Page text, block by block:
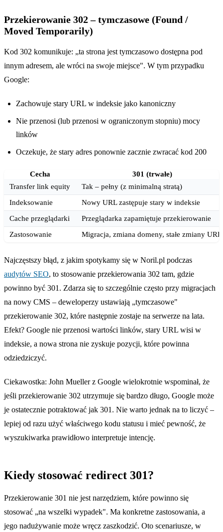
Przekierowanie 302 – tymczasowe (Found /
Moved Temporarily)
Kod 302 komunikuje: „ta strona jest tymczasowo dostępna pod
innym adresem, ale wróci na swoje miejsce". W tym przypadku
Google:
Zachowuje stary URL w indeksie jako kanoniczny
Nie przenosi (lub przenosi w ograniczonym stopniu) mocy
linków
Oczekuje, że stary adres ponownie zacznie zwracać kod 200
Cecha
301 (trwałe)
Transfer link equity
Tak – pełny (z minimalną stratą)
Indeksowanie
Nowy URL zastępuje stary w indeksie
Cache przeglądarki
Przeglądarka zapamiętuje przekierowanie
Zastosowanie
Migracja, zmiana domeny, stałe zmiany URL
Najczęstszy błąd, z jakim spotykamy się w Noril.pl podczas
audytów SEO, to stosowanie przekierowania 302 tam, gdzie
powinno być 301. Zdarza się to szczególnie często przy migracjach
na nowy CMS – deweloperzy ustawiają „tymczasowe"
przekierowanie 302, które następnie zostaje na serwerze na lata.
Efekt? Google nie przenosi wartości linków, stary URL wisi w
indeksie, a nowa strona nie zyskuje pozycji, które powinna
odziedziczyć.
Ciekawostka: John Mueller z Google wielokrotnie wspominał, że
jeśli przekierowanie 302 utrzymuje się bardzo długo, Google może
je ostatecznie potraktować jak 301. Nie warto jednak na to liczyć –
lepiej od razu użyć właściwego kodu statusu i mieć pewność, że
wyszukiwarka prawidłowo interpretuje intencję.
Kiedy stosować redirect 301?
Przekierowanie 301 nie jest narzędziem, które powinno się
stosować „na wszelki wypadek". Ma konkretne zastosowania, a
jego nadużywanie może wręcz zaszkodzić. Oto scenariusze, w